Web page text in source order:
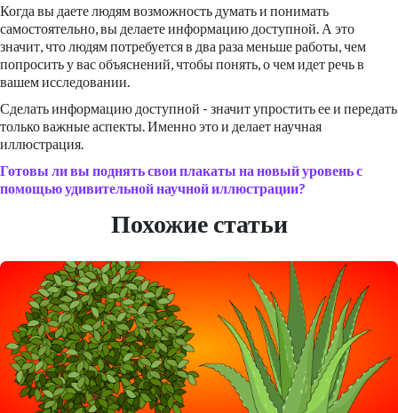
Когда вы даете людям возможность думать и понимать
самостоятельно, вы делаете информацию доступной. А это
значит, что людям потребуется в два раза меньше работы, чем
попросить у вас объяснений, чтобы понять, о чем идет речь в
вашем исследовании.
Сделать информацию доступной - значит упростить ее и передать
только важные аспекты. Именно это и делает научная
иллюстрация.
Готовы ли вы поднять свои плакаты на новый уровень с
помощью удивительной научной иллюстрации?
Похожие статьи